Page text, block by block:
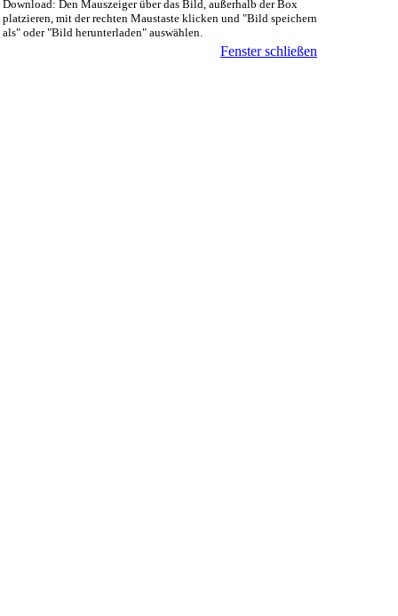
Download: Den Mauszeiger über das Bild, außerhalb der Box
platzieren, mit der rechten Maustaste klicken und "Bild speichern
als" oder "Bild herunterladen" auswählen.
Fenster schließen